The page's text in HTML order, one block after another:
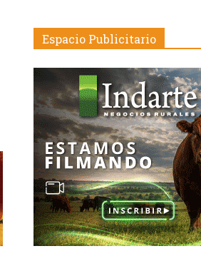
Espacio Publicitario